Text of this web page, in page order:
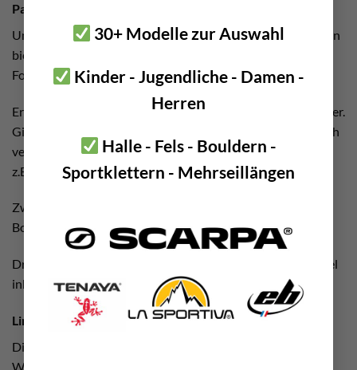
30+ Modelle zur Auswahl
Kinder - Jugendliche - Damen -
Herren
Halle - Fels - Bouldern -
Sportklettern - Mehrseillängen
Passendes Zubehör
Um den Mini Trittanker aus Edelstahl verarbeiten zu können
bieten wir natürlich auch gleich das passende Zubehör.
Folgende Produkte wirst du noch benötigen:
Erstens einen SDS plus Bohrer mit mind. 24mm Durchmesser.
Gib dem Schaft unbedingt genügend Platz um ihn ordentlich
verkleben zu können. 22mm z.B. reichen unserer Erfahrung
z.B. nicht aus.
Zweitens das richtige Zubehör für die Reinigung des
Bohrlochs. Eine Stahl Lochbürste sowie einen Ausbläser.
Drittens benötigst du einen Hochleistungs Injektionsmörtel
inkl. Auspressistole und Statikmischer.
Link Tipp
Die
Wartung, Sanierung (2014) informiert über die aktuellen